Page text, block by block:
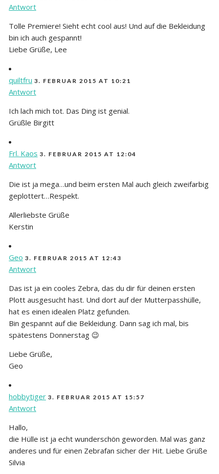
Antwort
Tolle Premiere! Sieht echt cool aus! Und auf die Bekleidung
bin ich auch gespannt!
Liebe Grüße, Lee
quiltfru 3. FEBRUAR 2015 AT 10:21
Antwort
Ich lach mich tot. Das Ding ist genial.
Grüßle Birgitt
Frl. Kaos 3. FEBRUAR 2015 AT 12:04
Antwort
Die ist ja mega…und beim ersten Mal auch gleich zweifarbig
geplottert…Respekt.
Allerliebste Grüße
Kerstin
Geo 3. FEBRUAR 2015 AT 12:43
Antwort
Das ist ja ein cooles Zebra, das du dir für deinen ersten
Plott ausgesucht hast. Und dort auf der Mutterpasshülle,
hat es einen idealen Platz gefunden.
Bin gespannt auf die Bekleidung. Dann sag ich mal, bis
spätestens Donnerstag 😉
Liebe Grüße,
Geo
hobbytiger 3. FEBRUAR 2015 AT 15:57
Antwort
Hallo,
die Hülle ist ja echt wunderschön geworden. Mal was ganz
anderes und für einen Zebrafan sicher der Hit. Liebe Grüße
Silvia